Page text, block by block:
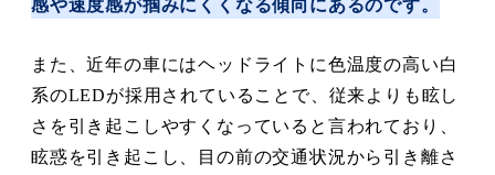
感や速度感が掴みにくくなる傾向にあるのです。
また、近年の車にはヘッドライトに色温度の高い白
系のLEDが採用されていることで、従来よりも眩し
さを引き起こしやすくなっていると言われており、
眩惑を引き起こし、目の前の交通状況から引き離さ